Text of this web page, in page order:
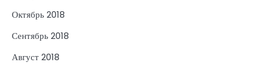
Октябрь 2018
Сентябрь 2018
Август 2018